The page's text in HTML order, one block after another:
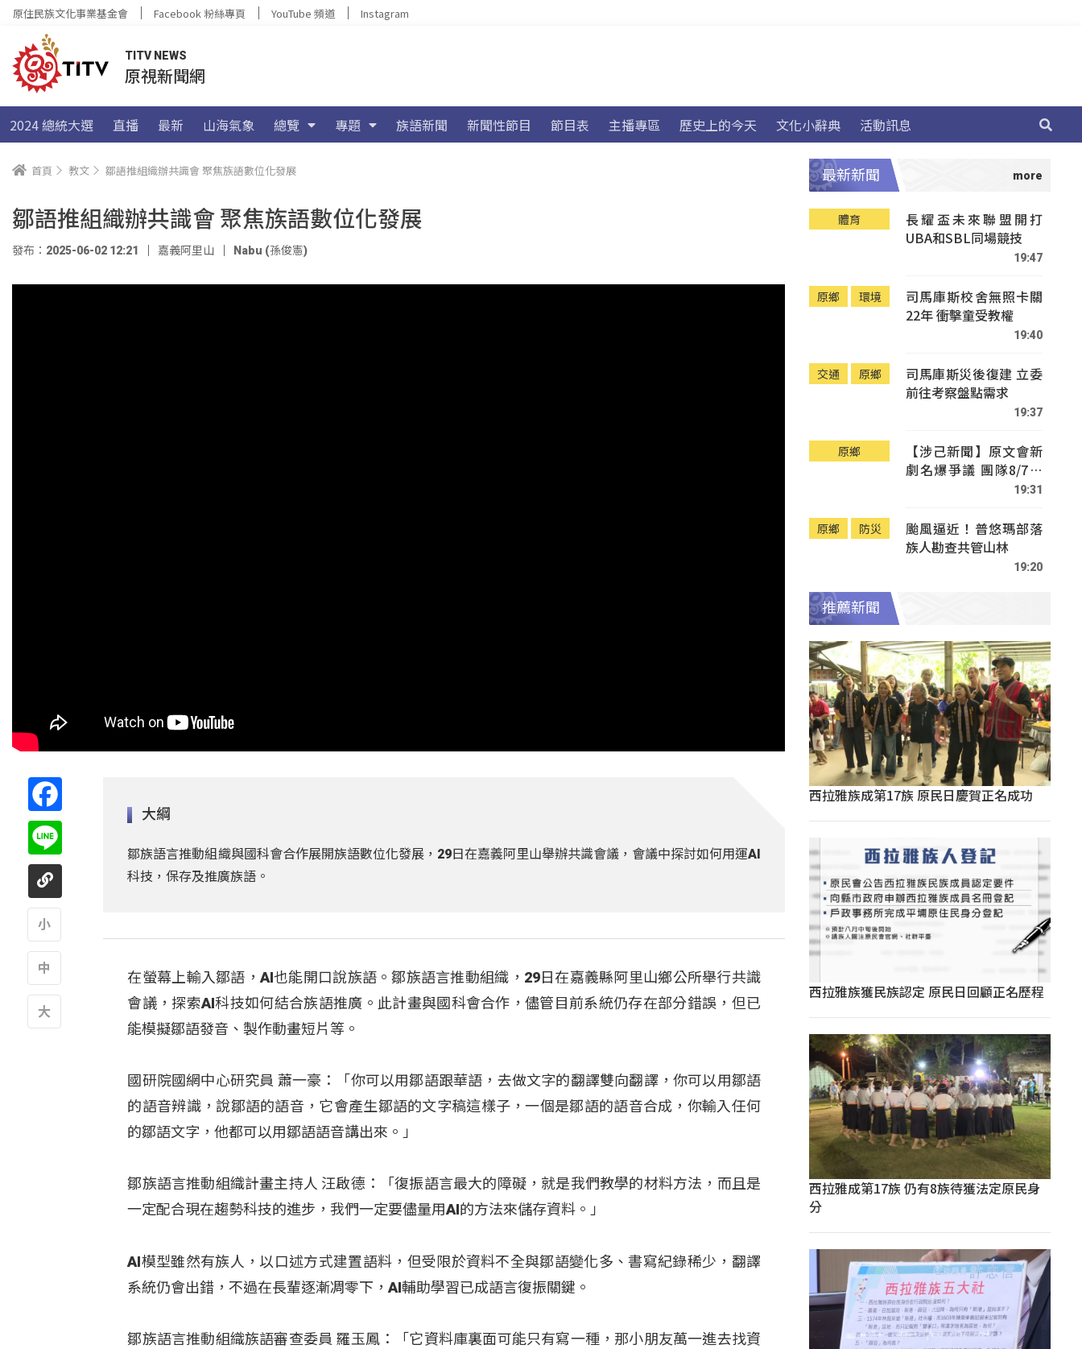
原住民族文化事業基金會 Facebook 粉絲專頁 YouTube 頻道 Instagram
TITV NEWS
原視新聞網
2024 總統大選 直播 最新 山海氣象 總覽 專題 族語新聞 新聞性節目 節目表 主播專區 歷史上的今天 文化小辭典 活動訊息
首頁 教文 鄒語推組織辦共識會 聚焦族語數位化發展
鄒語推組織辦共識會 聚焦族語數位化發展
發布：2025-06-02 12:21 嘉義阿里山 Nabu (孫俊憲)
大綱
鄒族語言推動組織與國科會合作展開族語數位化發展，29日在嘉義阿里山舉辦共識會議，會議中探討如何用運AI
科技，保存及推廣族語。
在螢幕上輸入鄒語，AI也能開口說族語。鄒族語言推動組織，29日在嘉義縣阿里山鄉公所舉行共識
會議，探索AI科技如何結合族語推廣。此計畫與國科會合作，儘管目前系統仍存在部分錯誤，但已
能模擬鄒語發音、製作動畫短片等。
國研院國網中心研究員 蕭一豪：「你可以用鄒語跟華語，去做文字的翻譯雙向翻譯，你可以用鄒語
的語音辨識，說鄒語的語音，它會產生鄒語的文字稿這樣子，一個是鄒語的語音合成，你輸入任何
的鄒語文字，他都可以用鄒語語音講出來。」
鄒族語言推動組織計畫主持人 汪啟德：「復振語言最大的障礙，就是我們教學的材料方法，而且是
一定配合現在趨勢科技的進步，我們一定要儘量用AI的方法來儲存資料。」
AI模型雖然有族人，以口述方式建置語料，但受限於資料不全與鄒語變化多、書寫紀錄稀少，翻譯
系統仍會出錯，不過在長輩逐漸凋零下，AI輔助學習已成語言復振關鍵。
鄒族語言推動組織族語審查委員 羅玉鳳：「它資料庫裏面可能只有寫一種，那小朋友萬一進去找資
最新新聞
體育
長耀盃未來聯盟開打
UBA和SBL同場競技
19:47
原鄉 環境
司馬庫斯校舍無照卡關
22年 衝擊童受教權
19:40
交通 原鄉
司馬庫斯災後復建 立委
前往考察盤點需求
19:37
原鄉
【涉己新聞】原文會新
劇名爆爭議 團隊8/7赴
19:31
原鄉 防災
颱風逼近！普悠瑪部落
族人勘查共管山林
19:20
推薦新聞
西拉雅族成第17族 原民日慶賀正名成功
西拉雅族獲民族認定 原民日回顧正名歷程
西拉雅成第17族 仍有8族待獲法定原民身
分